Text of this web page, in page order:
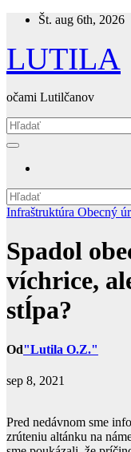
Skip
content
Št. aug 6th, 2026
LUTILA
očami Lutilčanov
Infraštruktúra Obecný
Spadol
víchrice,
stĺpa?
Od"Lutila O.Z."
sep 8, 2021
Pred nedávnom sme
zrúteniu altánku na